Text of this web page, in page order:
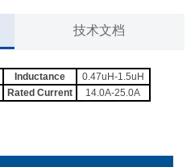
技术文档
Inductance
0.47uH-1.5uH
Rated Current 14.0A-25.0A